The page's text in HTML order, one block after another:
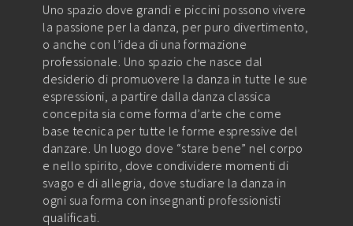
Uno spazio dove grandi e piccini possono vivere
la passione per la danza, per puro divertimento,
o anche con l’idea di una formazione
professionale. Uno spazio che nasce dal
desiderio di promuovere la danza in tutte le sue
espressioni, a partire dalla danza classica
concepita sia come forma d’arte che come
base tecnica per tutte le forme espressive del
danzare. Un luogo dove “stare bene” nel corpo
e nello spirito, dove condividere momenti di
svago e di allegria, dove studiare la danza in
ogni sua forma con insegnanti professionisti
qualificati.